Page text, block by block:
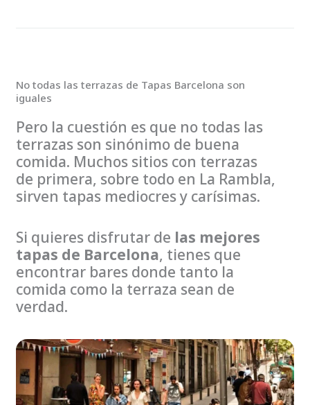
No todas las terrazas de Tapas Barcelona son
iguales
Pero la cuestión es que no todas las
terrazas son sinónimo de buena
comida. Muchos sitios con terrazas
de primera, sobre todo en La Rambla,
sirven tapas mediocres y carísimas.
Si quieres disfrutar de las mejores
tapas de Barcelona, tienes que
encontrar bares donde tanto la
comida como la terraza sean de
verdad.